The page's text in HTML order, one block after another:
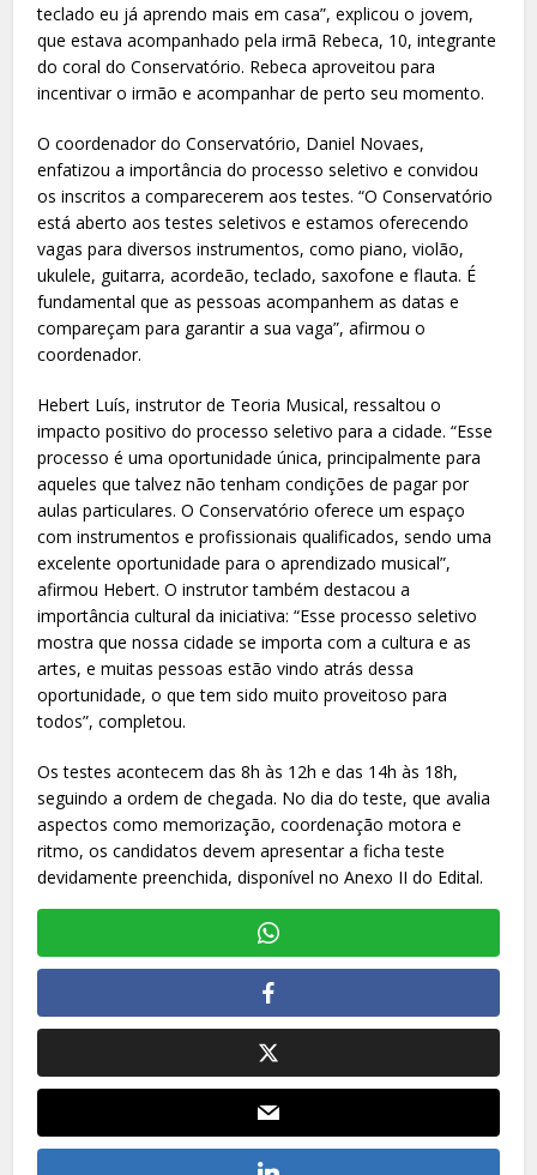
teclado eu já aprendo mais em casa”, explicou o jovem,
que estava acompanhado pela irmã Rebeca, 10, integrante
do coral do Conservatório. Rebeca aproveitou para
incentivar o irmão e acompanhar de perto seu momento.
O coordenador do Conservatório, Daniel Novaes,
enfatizou a importância do processo seletivo e convidou
os inscritos a comparecerem aos testes. “O Conservatório
está aberto aos testes seletivos e estamos oferecendo
vagas para diversos instrumentos, como piano, violão,
ukulele, guitarra, acordeão, teclado, saxofone e flauta. É
fundamental que as pessoas acompanhem as datas e
compareçam para garantir a sua vaga”, afirmou o
coordenador.
Hebert Luís, instrutor de Teoria Musical, ressaltou o
impacto positivo do processo seletivo para a cidade. “Esse
processo é uma oportunidade única, principalmente para
aqueles que talvez não tenham condições de pagar por
aulas particulares. O Conservatório oferece um espaço
com instrumentos e profissionais qualificados, sendo uma
excelente oportunidade para o aprendizado musical”,
afirmou Hebert. O instrutor também destacou a
importância cultural da iniciativa: “Esse processo seletivo
mostra que nossa cidade se importa com a cultura e as
artes, e muitas pessoas estão vindo atrás dessa
oportunidade, o que tem sido muito proveitoso para
todos”, completou.
Os testes acontecem das 8h às 12h e das 14h às 18h,
seguindo a ordem de chegada. No dia do teste, que avalia
aspectos como memorização, coordenação motora e
ritmo, os candidatos devem apresentar a ficha teste
devidamente preenchida, disponível no Anexo II do Edital.